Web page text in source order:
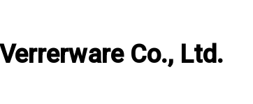
Co., Ltd.